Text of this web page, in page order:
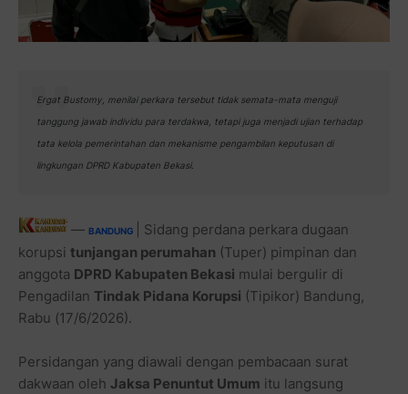
Ergat Bustomy, menilai perkara tersebut tidak semata-mata menguji
tanggung jawab individu para terdakwa, tetapi juga menjadi ujian terhadap
tata kelola pemerintahan dan mekanisme pengambilan keputusan di
lingkungan DPRD Kabupaten Bekasi.
— BANDUNG
| Sidang perdana perkara dugaan
korupsi tunjangan perumahan (Tuper) pimpinan dan
anggota DPRD Kabupaten Bekasi mulai bergulir di
Pengadilan Tindak Pidana Korupsi (Tipikor) Bandung,
Rabu (17/6/2026).
Persidangan yang diawali dengan pembacaan surat
dakwaan oleh Jaksa Penuntut Umum itu langsung